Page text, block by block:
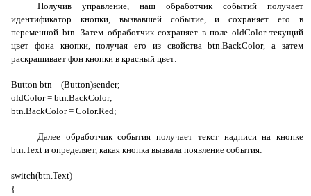
Получив управление, наш обработчик событий получает
идентификатор кнопки, вызвавшей событие, и сохраняет его в
переменной btn. Затем обработчик сохраняет в поле oldColorтекущий
цвет фона кнопки, получая его из свойстваbtn.BackColor, а затем
раскрашивает фон кнопки в красный цвет:
Button btn = (Button)sender;
oldColor = btn.BackColor;
btn.BackColor = Color.Red;
Далее обработчик события получает текст надписи на кнопке
btn.Text и определяет, какая кнопка вызвала появление события:
switch(btn.Text)
{